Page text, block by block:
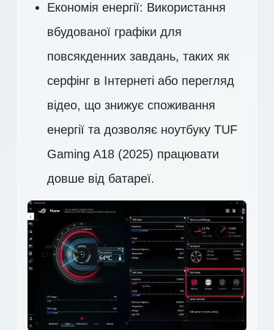
Економія енергії: Використання
вбудованої графіки для
повсякденних завдань, таких як
серфінг в Інтернеті або перегляд
відео, що знижує споживання
енергії та дозволяє ноутбуку TUF
Gaming A18 (2025) працювати
довше від батареї.